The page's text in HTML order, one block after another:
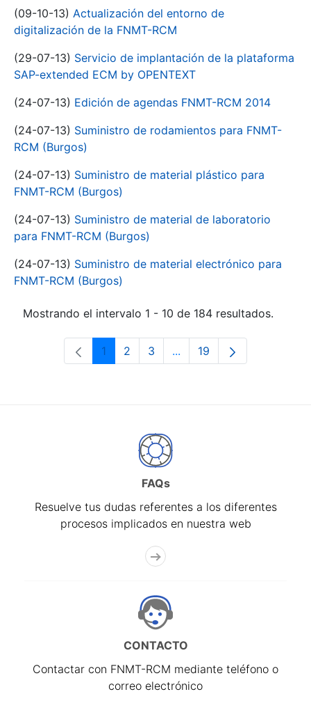
(09-10-13) Actualización del entorno de
digitalización de la FNMT-RCM
(29-07-13) Servicio de implantación de la plataforma
SAP-extended ECM by OPENTEXT
(24-07-13) Edición de agendas FNMT-RCM 2014
(24-07-13) Suministro de rodamientos para FNMT-
RCM (Burgos)
(24-07-13) Suministro de material plástico para
FNMT-RCM (Burgos)
(24-07-13) Suministro de material de laboratorio
para FNMT-RCM (Burgos)
(24-07-13) Suministro de material electrónico para
FNMT-RCM (Burgos)
Mostrando el intervalo 1 - 10 de 184 resultados.
Página
1 Página
2 Página
3 ...Páginas intermedias Use
Página
19
FAQs
Resuelve tus dudas referentes a los diferentes
procesos implicados en nuestra web
CONTACTO
Contactar con FNMT-RCM mediante teléfono o
correo electrónico